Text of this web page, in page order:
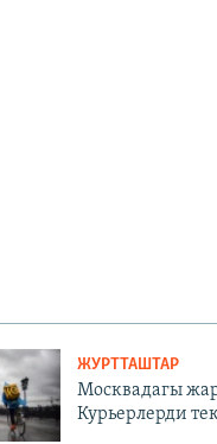
ЖУРТТАШТАР
Москвадагы
Курьерлерди